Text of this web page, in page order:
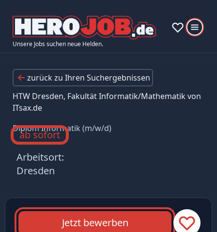
Unsere Jobs suchen neue Helden.
zurück zu Ihren Suchergebnissen
HTW Dresden, Fakultät Informatik/Mathematik von
ITsax.de
Diplom Informatik (m/w/d)
ab sofort
Arbeitsort:
Dresden
Jetzt bewerben